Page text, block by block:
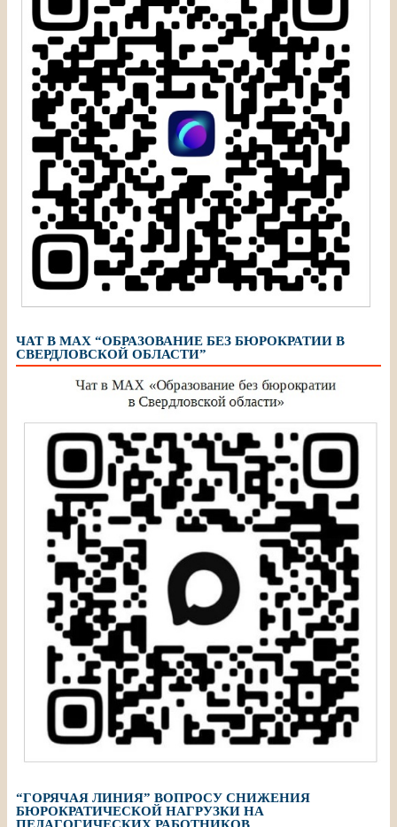
ЧАТ В МАХ “ОБРАЗОВАНИЕ БЕЗ БЮРОКРАТИИ В
СВЕРДЛОВСКОЙ ОБЛАСТИ”
“ГОРЯЧАЯ ЛИНИЯ” ВОПРОСУ СНИЖЕНИЯ
БЮРОКРАТИЧЕСКОЙ НАГРУЗКИ НА
ПЕДАГОГИЧЕСКИХ РАБОТНИКОВ